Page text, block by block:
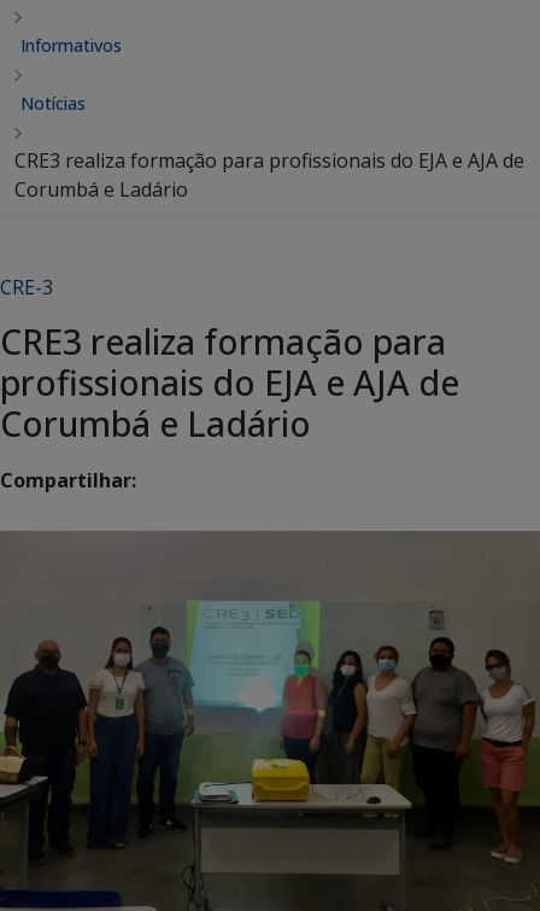
Informativos
Notícias
CRE3 realiza formação para profissionais do EJA e AJA de
Corumbá e Ladário
CRE-3
CRE3 realiza formação para
profissionais do EJA e AJA de
Corumbá e Ladário
Compartilhar: